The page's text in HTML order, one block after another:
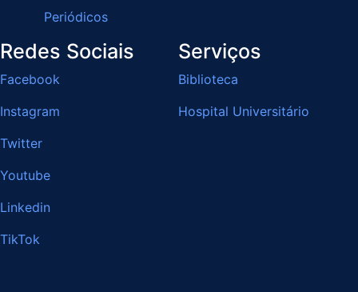
Periódicos
Redes Sociais
Facebook
Instagram
Twitter
Youtube
Linkedin
TikTok
Serviços
Biblioteca
Hospital Universitário